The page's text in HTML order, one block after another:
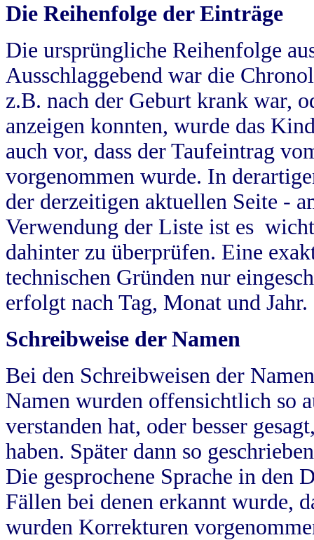
Die Reihenfolge der Einträge
Die ursprüngliche Reihenfolge
Ausschlaggebend war die
z.B. nach der Geburt krank war,
anzeigen konnten, wurde das
auch vor, dass der Taufeintrag
vorgenommen wurde. In
der derzeitigen aktuellen Seite -
Verwendung der Liste ist es
dahinter zu überprüfen. Eine
technischen Gründen nur
erfolgt nach Tag, Monat und Jahr.
Schreibweise der Namen
Bei den Schreibweisen der
Namen wurden offensichtlich so
verstanden hat, oder besser
haben. Später dann so
Die gesprochene Sprache in
Fällen bei denen erkannt wurde,
wurden Korrekturen